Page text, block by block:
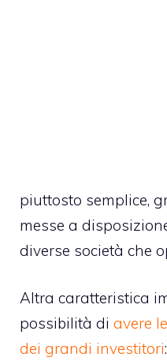
piuttosto semplice,
messe a
diverse società che
Altra caratteristica
possibilità di avere
dei grandi investitori